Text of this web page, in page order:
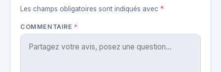
Les champs obligatoires sont indiqués avec *
COMMENTAIRE *